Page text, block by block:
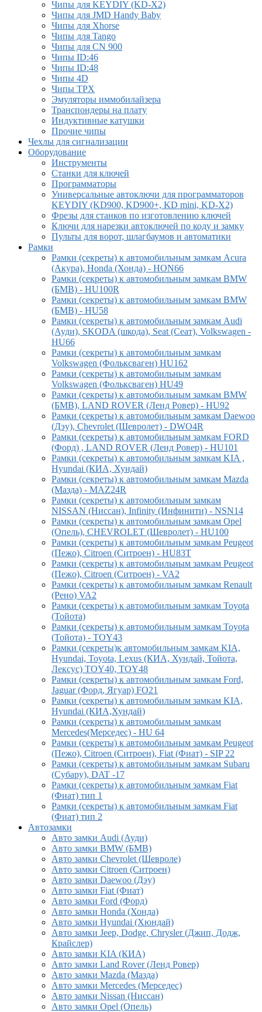
Чипы для KEYDIY (KD-X2)
Чипы для JMD Handy Baby
Чипы для Xhorse
Чипы для Tango
Чипы для CN 900
Чипы ID:46
Чипы ID:48
Чипы 4D
Чипы TPX
Эмуляторы иммобилайзера
Транспондеры на плату
Индуктивные катушки
Прочие чипы
Чехлы для сигнализации
Оборудование
Инструменты
Cтанки для ключей
Программаторы
Универсальные автоключи для программаторов
KEYDIY (KD900, KD900+, KD mini, KD-X2)
Фрезы для станков по изготовлению ключей
Ключи для нарезки автоключей по коду и замку
Пульты для ворот, шлагбаумов и автоматики
Рамки
Рамки (секреты) к автомобильным замкам Acura
(Акура), Honda (Хонда) - HON66
Рамки (секреты) к автомобильным замкам BMW
(БМВ) - HU100R
Рамки (секреты) к автомобильным замкам BMW
(БМВ) - HU58
Рамки (секреты) к автомобильным замкам Audi
(Ауди), SKODA (шкода), Seat (Сеат), Volkswagen -
HU66
Рамки (секреты) к автомобильным замкам
Volkswagen (Фольксваген) HU162
Рамки (секреты) к автомобильным замкам
Volkswagen (Фольксваген) HU49
Рамки (секреты) к автомобильным замкам BMW
(БМВ), LAND ROVER (Ленд Ровер) - HU92
Рамки (секреты) к автомобильным замкам Daewoo
(Дэу), Chevrolet (Шевролет) - DWO4R
Рамки (секреты) к автомобильным замкам FORD
(Форд) , LAND ROVER (Ленд Ровер) - HU101
Рамки (секреты) к автомобильным замкам KIA ,
Hyundai (КИА, Хундай)
Рамки (секреты) к автомобильным замкам Mazda
(Мазда) - MAZ24R
Рамки (секреты) к автомобильным замкам
NISSAN (Ниссан), Infinity (Инфинити) - NSN14
Рамки (секреты) к автомобильным замкам Opel
(Опель), CHEVROLET (Шевролет) - HU100
Рамки (секреты) к автомобильным замкам Peugeot
(Пежо), Citroen (Ситроен) - HU83T
Рамки (секреты) к автомобильным замкам Peugeot
(Пежо), Citroen (Ситроен) - VA2
Рамки (секреты) к автомобильным замкам Renault
(Рено) VA2
Рамки (секреты) к автомобильным замкам Toyota
(Тойота)
Рамки (секреты) к автомобильным замкам Toyota
(Тойота) - TOY43
Рамки (секреты)к автомобильным замкам KIA,
Hyundai, Toyota, Lexus (КИА, Хундай, Тойота,
Лексус) TOY40, TOY48
Рамки (секреты) к автомобильным замкам Ford,
Jaguar (Форд, Ягуар) FO21
Рамки (секреты) к автомобильным замкам KIA,
Hyundai (КИА,Хундай)
Рамки (секреты) к автомобильным замкам
Mercedes(Мерседес) - HU 64
Рамки (секреты) к автомобильным замкам Peugeot
(Пежо), Citroen (Ситроен), Fiat (Фиат) - SIP 22
Рамки (секреты) к автомобильным замкам Subaru
(Субару), DAT -17
Рамки (секреты) к автомобильным замкам Fiat
(Фиат) тип 1
Рамки (секреты) к автомобильным замкам Fiat
(Фиат) тип 2
Автозамки
Авто замки Audi (Ауди)
Авто замки BMW (БМВ)
Авто замки Chevrolet (Шевроле)
Авто замки Citroen (Ситроен)
Авто замки Daewoo (Дэу)
Авто замки Fiat (Фиат)
Авто замки Ford (Форд)
Авто замки Honda (Хонда)
Авто замки Hyundai (Хюндай)
Авто замки Jeep, Dodge, Chrysler (Джип, Додж,
Крайслер)
Авто замки KIA (КИА)
Авто замки Land Rover (Ленд Ровер)
Авто замки Mazda (Мазда)
Авто замки Mercedes (Мерседес)
Авто замки Nissan (Ниссан)
Авто замки Opel (Опель)